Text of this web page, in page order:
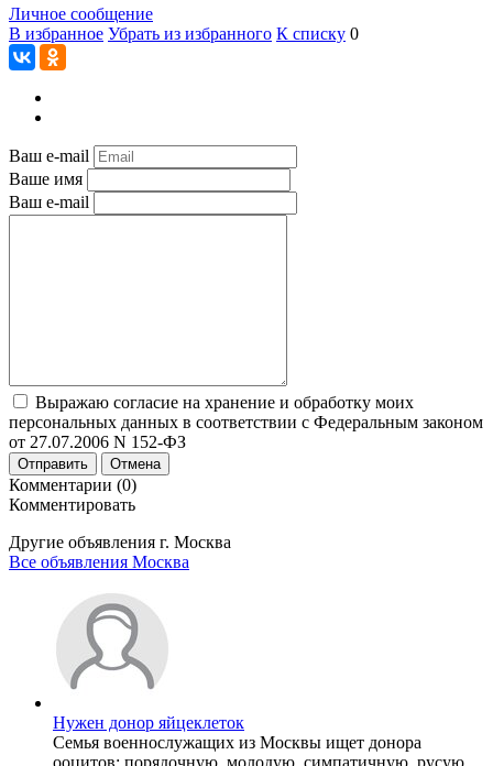
Личное сообщение
В избранное Убрать из избранного К списку 0
Ваш e-mail
Ваше имя
Ваш e-mail
Выражаю согласие на хранение и обработку моих
персональных данных в соответствии с Федеральным законом
от 27.07.2006 N 152-ФЗ
Отправить Отмена
Комментарии (0)
Комментировать
Другие объявления г. Москва
Все объявления Москва
Нужен донор яйцеклеток
Семья военнослужащих из Москвы ищет донора
ооцитов: порядочную, молодую, симпатичную, русую